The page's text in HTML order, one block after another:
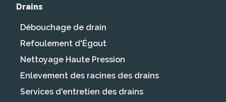
Drains
Débouchage de drain
Refoulement d'Égout
Nettoyage Haute Pression
Enlevement des racines des drains
Services d'entretien des drains